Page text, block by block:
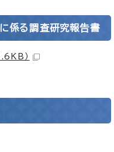
係る調査研究報告書
）